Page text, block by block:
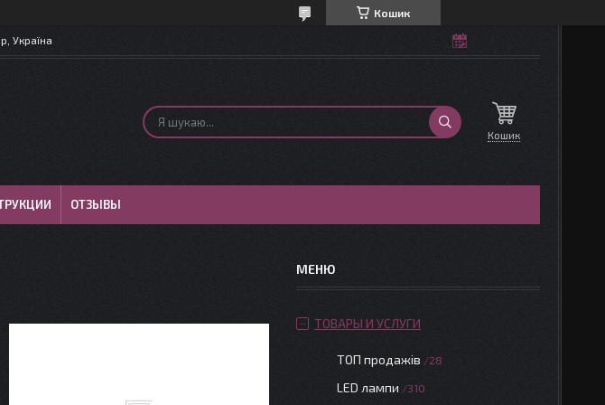
Кошик
Україна
Кошик
ОТЗЫВЫ
ТОВАРЫ И УСЛУГИ
ТОП продажів 28
LED лампи 310